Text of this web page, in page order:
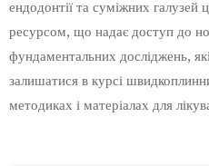
ендодонтії та суміжних
ресурсом, що надає доступ до
фундаментальних досліджень,
залишатися в курсі
методиках і матеріалах для